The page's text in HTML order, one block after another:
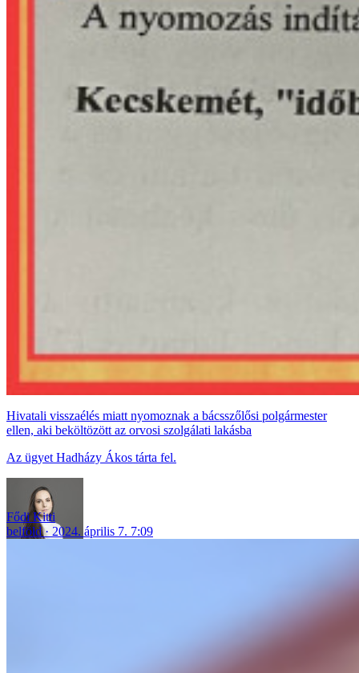
Hivatali visszaélés miatt nyomoznak a bácsszőlősi polgármester
ellen, aki beköltözött az orvosi szolgálati lakásba
Az ügyet Hadházy Ákos tárta fel.
Fődi Kitti
belföld
2024. április 7. 7:09